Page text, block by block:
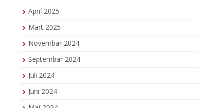
April 2025
Mart 2025
Novembar 2024
Septembar 2024
Juli 2024
Juni 2024